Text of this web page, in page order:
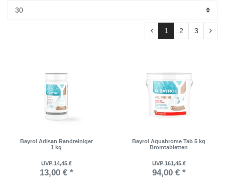
1 2 3
Bayrol Adisan Randreiniger
1 kg
UVP 14,45 €
13,00 € *
Bayrol Aquabrome Tab 5 kg
Bromtabletten
UVP 161,45 €
94,00 € *